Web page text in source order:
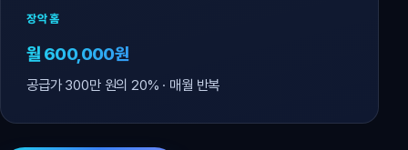
장악홈
월 600,000원
공급가 300만 원의 20% · 매월 반복